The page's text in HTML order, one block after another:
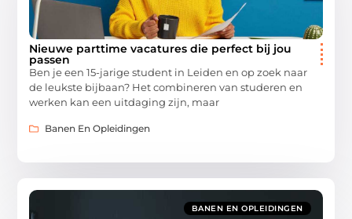
Nieuwe parttime vacatures die perfect bij jou
passen
Ben je een 15-jarige student in Leiden en op zoek naar
de leukste bijbaan? Het combineren van studeren en
werken kan een uitdaging zijn, maar
Banen En Opleidingen
BANEN EN OPLEIDINGEN